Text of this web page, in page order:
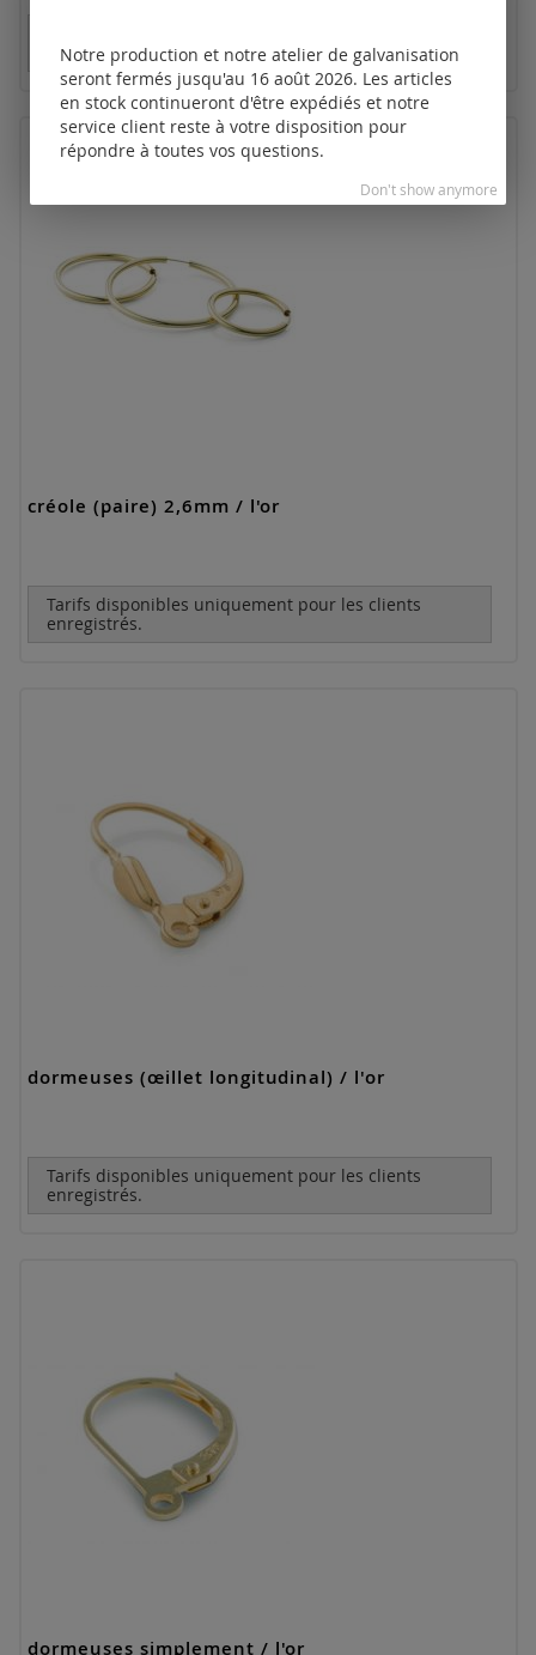
enregistrés.
créole (paire) 2,6mm / l'or
Tarifs disponibles uniquement pour les clients
enregistrés.
dormeuses (œillet longitudinal) / l'or
Tarifs disponibles uniquement pour les clients
enregistrés.
dormeuses simplement / l'or
Notre production et notre atelier de galvanisation
seront fermés jusqu'au 16 août 2026. Les articles
en stock continueront d'être expédiés et notre
service client reste à votre disposition pour
répondre à toutes vos questions.
Don't show anymore